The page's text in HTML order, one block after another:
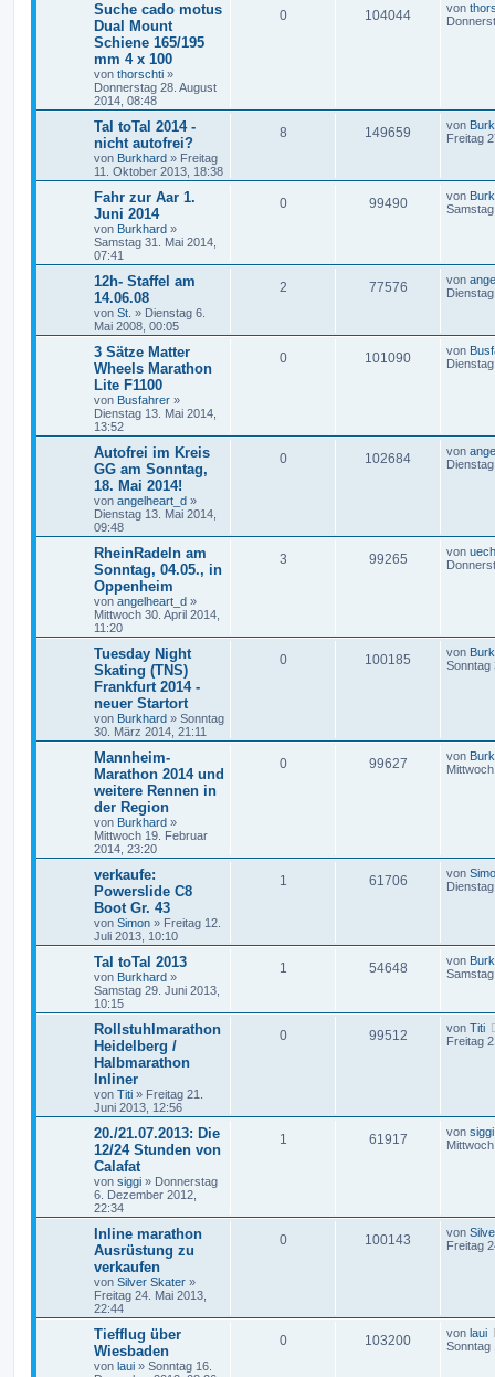
Suche cado motus
Dual Mount
Schiene 165/195
mm 4 x 100
von thorschti »
Donnerstag 28. August
2014, 08:48
0 104044 von
Tal toTal 2014 -
nicht autofrei?
von Burkhard » Freitag
11. Oktober 2013, 18:38
8 149659 von
Freitag
Fahr zur Aar 1.
Juni 2014
von Burkhard »
Samstag 31. Mai 2014,
07:41
0 99490 von
12h- Staffel am
14.06.08
von St. » Dienstag 6.
Mai 2008, 00:05
2 77576 von
3 Sätze Matter
Wheels Marathon
Lite F1100
von Busfahrer »
Dienstag 13. Mai 2014,
13:52
0 101090 von
Autofrei im Kreis
GG am Sonntag,
18. Mai 2014!
von angelheart_d »
Dienstag 13. Mai 2014,
09:48
0 102684 von
RheinRadeln am
Sonntag, 04.05., in
Oppenheim
von angelheart_d »
Mittwoch 30. April 2014,
11:20
3 99265 von
Tuesday Night
Skating (TNS)
Frankfurt 2014 -
neuer Startort
von Burkhard » Sonntag
30. März 2014, 21:11
0 100185 von
Sonntag
Mannheim-
Marathon 2014 und
weitere Rennen in
der Region
von Burkhard »
Mittwoch 19. Februar
2014, 23:20
0 99627 von
verkaufe:
Powerslide C8
Boot Gr. 43
von Simon » Freitag 12.
Juli 2013, 10:10
1 61706 von
Tal toTal 2013
von Burkhard »
Samstag 29. Juni 2013,
10:15
1 54648 von
Rollstuhlmarathon
Heidelberg /
Halbmarathon
Inliner
von Titi » Freitag 21.
Juni 2013, 12:56
0 99512 von Titi
Freitag
20./21.07.2013: Die
12/24 Stunden von
Calafat
von siggi » Donnerstag
6. Dezember 2012,
22:34
1 61917 von siggi
Inline marathon
Ausrüstung zu
verkaufen
von Silver Skater »
Freitag 24. Mai 2013,
22:44
0 100143 von
Freitag
Tiefflug über
Wiesbaden
von laui » Sonntag 16.
0 103200 von laui
Sonntag